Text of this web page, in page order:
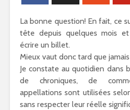
La bonne question! En fait, ce
tête depuis quelques mois et
écrire un billet.
Mieux vaut donc tard que jamais
Je constate au quotidien dans
de chroniques, de
appellations sont utilisées
sans respecter leur réelle